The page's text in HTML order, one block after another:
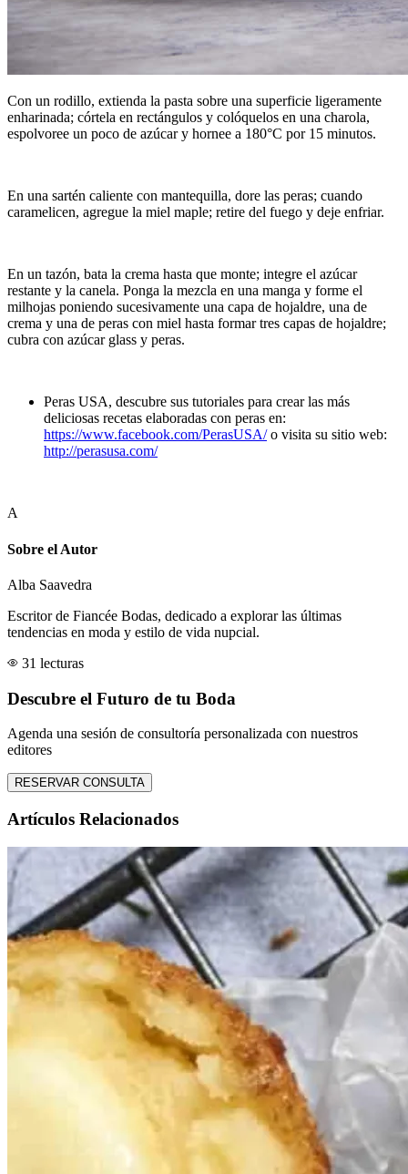
Con un rodillo, extienda la pasta sobre una superficie ligeramente
enharinada; córtela en rectángulos y colóquelos en una charola,
espolvoree un poco de azúcar y hornee a 180°C por 15 minutos.
En una sartén caliente con mantequilla, dore las peras; cuando
caramelicen, agregue la miel maple; retire del fuego y deje enfriar.
En un tazón, bata la crema hasta que monte; integre el azúcar
restante y la canela. Ponga la mezcla en una manga y forme el
milhojas poniendo sucesivamente una capa de hojaldre, una de
crema y una de peras con miel hasta formar tres capas de hojaldre;
cubra con azúcar glass y peras.
Peras USA, descubre sus tutoriales para crear las más
deliciosas recetas elaboradas con peras en:
https://www.facebook.com/PerasUSA/o visita su sitio web:
http://perasusa.com/
A
Sobre el Autor
Alba Saavedra
Escritor de Fiancée Bodas, dedicado a explorar las últimas
tendencias en moda y estilo de vida nupcial.
31 lecturas
Descubre el Futuro de tu Boda
Agenda una sesión de consultoría personalizada con nuestros
editores
RESERVAR CONSULTA
Artículos Relacionados